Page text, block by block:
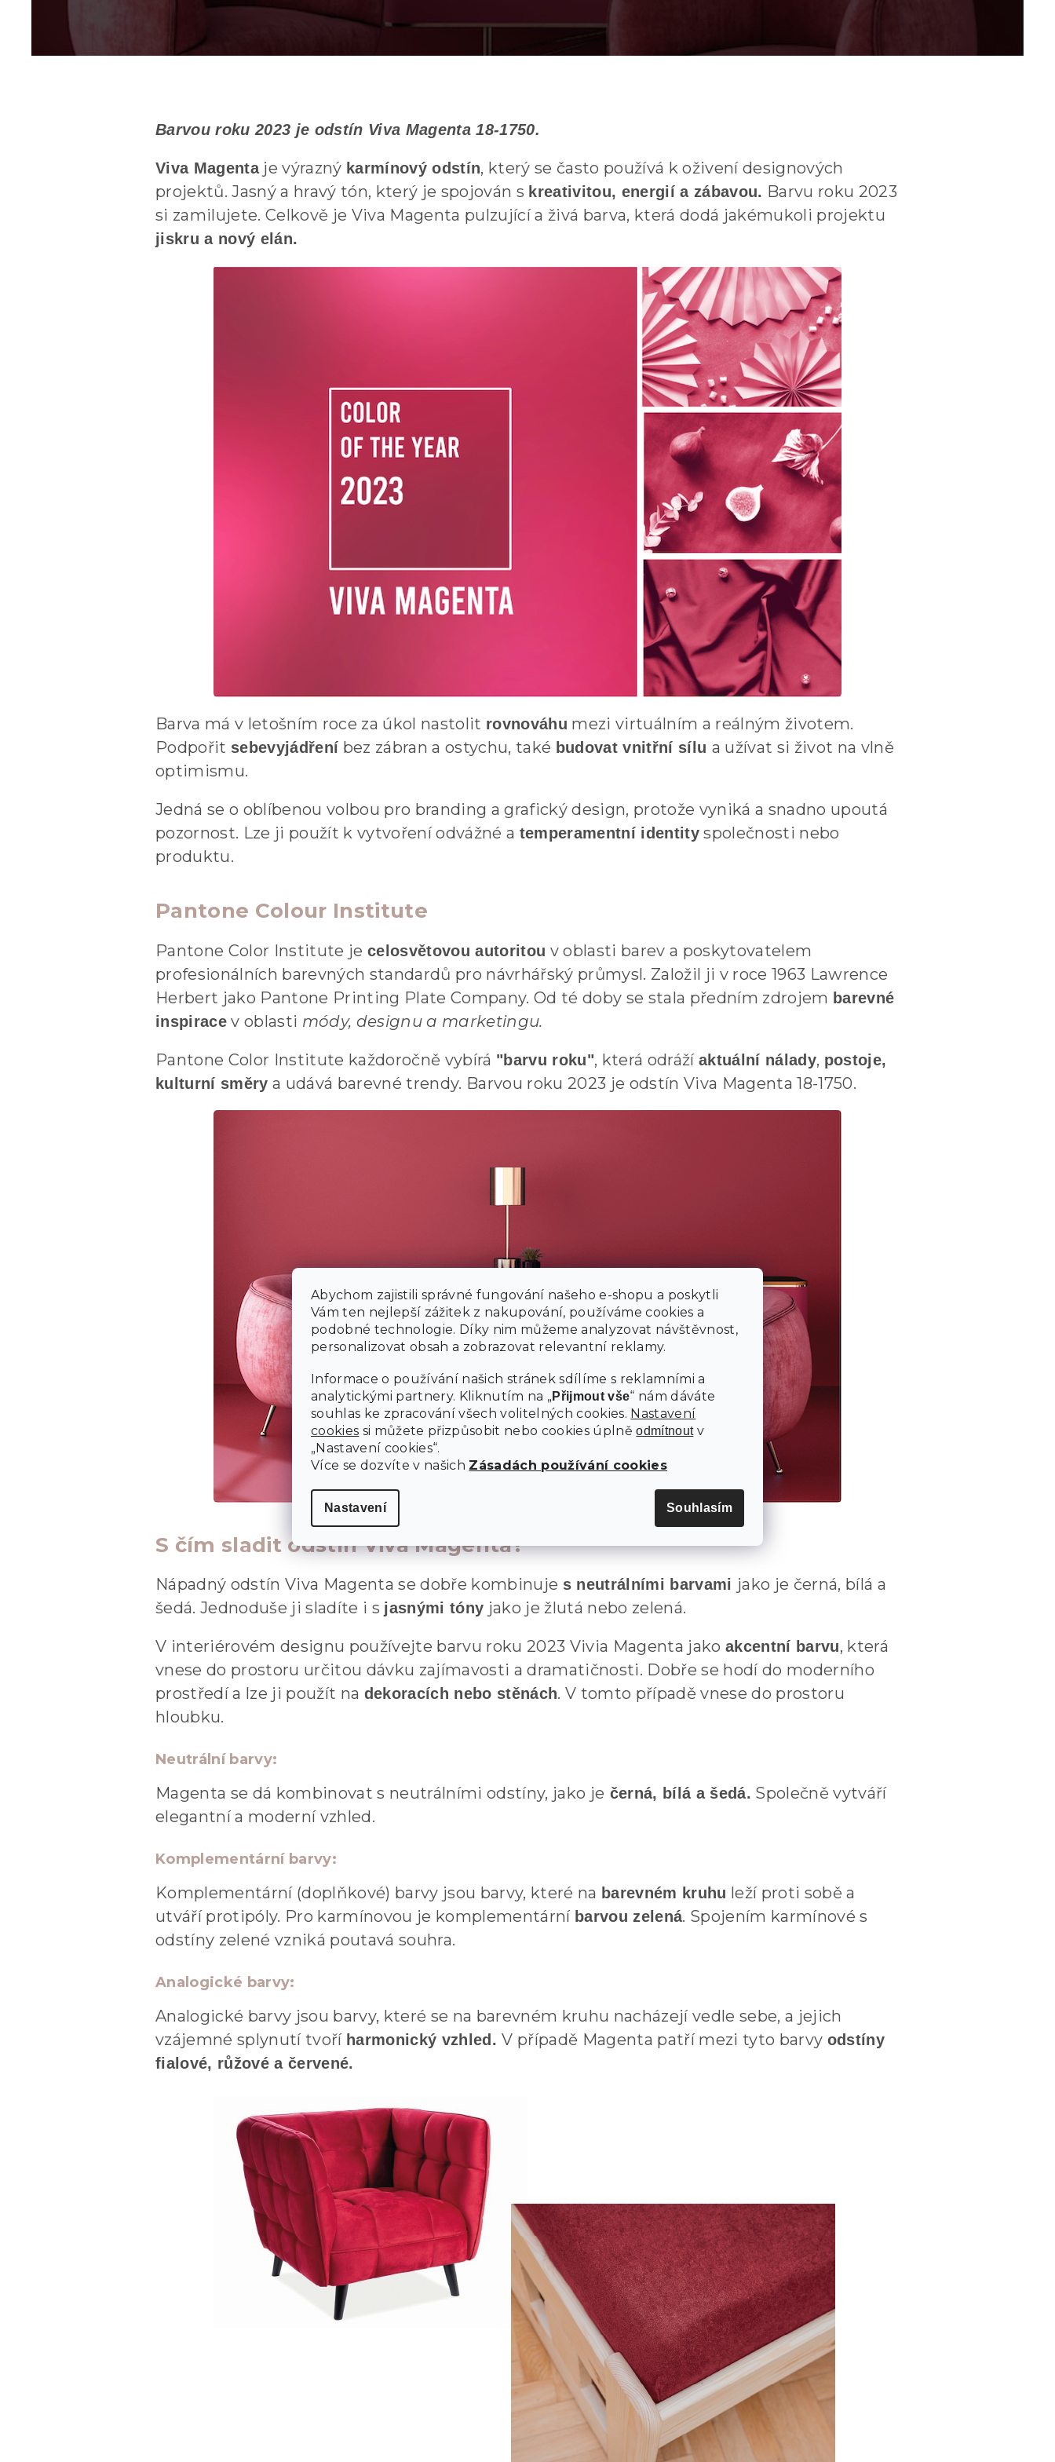
Abychom zajistili správné fungování našeho e-shopu a poskytli
Vám ten nejlepší zážitek z nakupování, používáme cookies a
podobné technologie. Díky nim můžeme analyzovat návštěvnost,
personalizovat obsah a zobrazovat relevantní reklamy.
Informace o používání našich stránek sdílíme s reklamními a
analytickými partnery. Kliknutím na „Přijmout vše“ nám dáváte
souhlas ke zpracování všech volitelných cookies. Nastavení
cookies si můžete přizpůsobit nebo cookies úplněodmítnoutv
„Nastavení cookies“.
Více se dozvíte v našich Zásadách používání cookies
Nastavení Souhlasím
Barvou roku 2023 je odstín Viva Magenta 18-1750.
Viva Magentaje výrazný karmínový odstín, který se často používá k oživení designových
projektů. Jasný a hravý tón, který je spojován s kreativitou, energií a zábavou. Barvu roku 2023
si zamilujete. Celkově je Viva Magenta pulzující a živá barva, která dodá jakémukoli projektu
jiskru a nový elán.
Barva má v letošním roce za úkol nastolit rovnováhu mezi virtuálním a reálným životem.
Podpořit sebevyjádření bez zábran a ostychu, také budovat vnitřní sílu a užívat si život na vlně
optimismu.
Jedná se o oblíbenou volbou pro branding a grafický design, protože vyniká a snadno upoutá
pozornost. Lze ji použít k vytvoření odvážné a temperamentní identity společnosti nebo
produktu.
Pantone Colour Institute
Pantone Color Institute jecelosvětovou autoritou v oblasti barev a poskytovatelem
profesionálních barevných standardů pro návrhářský průmysl. Založil ji v roce 1963 Lawrence
Herbert jako Pantone Printing Plate Company. Od té doby se stala předním zdrojem barevné
inspirace v oblasti módy, designu a marketingu.
Pantone Color Institute každoročně vybírá "barvu roku", která odrážíaktuální nálady, postoje,
kulturní směry a udává barevné trendy. Barvou roku 2023 je odstín Viva Magenta 18-1750.
S čím sladit odstín Viva Magenta?
Nápadný odstín Viva Magenta se dobře kombinuje s neutrálními barvami jako je černá, bílá a
šedá. Jednoduše ji sladíte i s jasnými tóny jako je žlutá nebo zelená.
V interiérovém designu používejte barvu roku 2023 Vivia Magenta jakoakcentní barvu, která
vnese do prostoru určitou dávku zajímavosti a dramatičnosti. Dobře se hodí do moderního
prostředí a lze ji použít na dekoracích nebo stěnách. V tomto případě vnese do prostoru
hloubku.
Neutrální barvy:
Magenta se dá kombinovat s neutrálními odstíny, jako je černá, bílá a šedá. Společně vytváří
elegantní a moderní vzhled.
Komplementární barvy:
Komplementární (doplňkové) barvy jsou barvy, které na barevném kruhu leží proti sobě a
utváří protipóly. Pro karmínovou je komplementární barvou zelená. Spojením karmínové s
odstíny zelené vzniká poutavá souhra.
Analogické barvy:
Analogické barvy jsou barvy, které se na barevném kruhu nacházejí vedle sebe, a jejich
vzájemné splynutí tvoří harmonický vzhled.V případě Magenta patří mezi tyto barvy odstíny
fialové, růžové a červené.